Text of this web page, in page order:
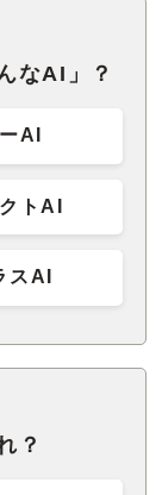
なAI」？
AI
トAI
スAI
？